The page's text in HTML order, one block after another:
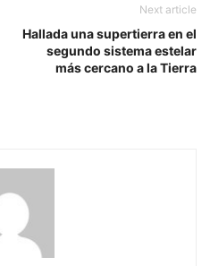
Next article
Hallada una supertierra en el
segundo sistema estelar
más cercano a la Tierra